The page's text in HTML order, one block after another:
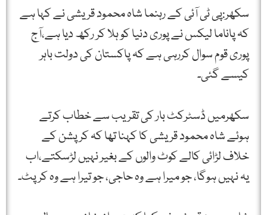
سکھر:پی ٹی آئی کے رہنما شاہ محمود قریشی نے کہا ہے
کہ پاناما لیکس نے پوری دنیا کو ہلا کر رکھ دیا ہے،آج
پوری قوم سوال کررہی ہے کہ پاکستان کی دولت باہر
کیسے گئی۔
سکھرمیں ڈسٹرکٹ بار کی تقریب سے خطاب کرتے
ہوئے شاہ محمود قریشی کا کہنا تھا کہ کرپشن کے
خلاف لڑائی کالے کوٹ والوں کے بغیر نہیں لڑسکتے،اب
یہ نہیں ہوگا، جو میرا ہے وہ حاجی، جو تیرا ہے وہ کرپٹ۔